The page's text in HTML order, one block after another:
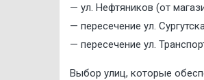
— ул. Нефтяников (от
— пересечение ул.
— пересечение ул.
Выбор улиц, которые